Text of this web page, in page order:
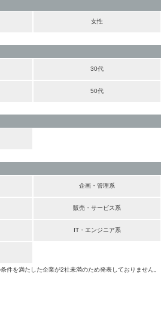
女性
30代
50代
企画・管理系
販売・サービス系
IT・エンジニア系
件を満たした企業が2社未満のため発表しておりません。